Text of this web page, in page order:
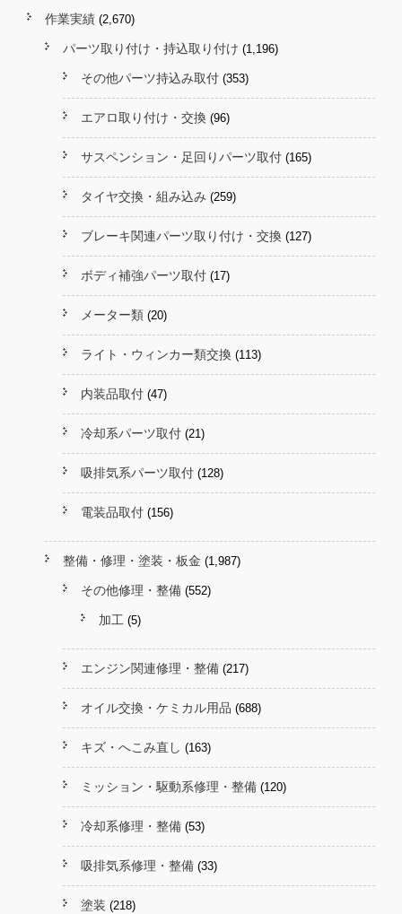
作業実績 (2,670)
パーツ取り付け・持込取り付け (1,196)
その他パーツ持込み取付 (353)
エアロ取り付け・交換 (96)
サスペンション・足回りパーツ取付 (165)
タイヤ交換・組み込み (259)
ブレーキ関連パーツ取り付け・交換 (127)
ボディ補強パーツ取付 (17)
メーター類 (20)
ライト・ウィンカー類交換 (113)
内装品取付 (47)
冷却系パーツ取付 (21)
吸排気系パーツ取付 (128)
電装品取付 (156)
整備・修理・塗装・板金 (1,987)
その他修理・整備 (552)
加工 (5)
エンジン関連修理・整備 (217)
オイル交換・ケミカル用品 (688)
キズ・へこみ直し (163)
ミッション・駆動系修理・整備 (120)
冷却系修理・整備 (53)
吸排気系修理・整備 (33)
塗装 (218)